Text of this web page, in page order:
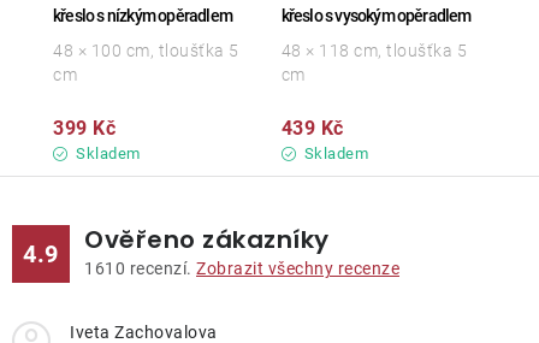
křeslo s nízkým opěradlem
Skladem
399 Kč
48 × 100 cm, tloušťka 5
cm
křeslo s vysokým opěradlem
Skladem
439 Kč
48 × 118 cm, tloušťka 5
cm
4.9 Ověřeno zákazníky
1610 recenzí. Zobrazit všechny recenze
Iveta Zachovalova